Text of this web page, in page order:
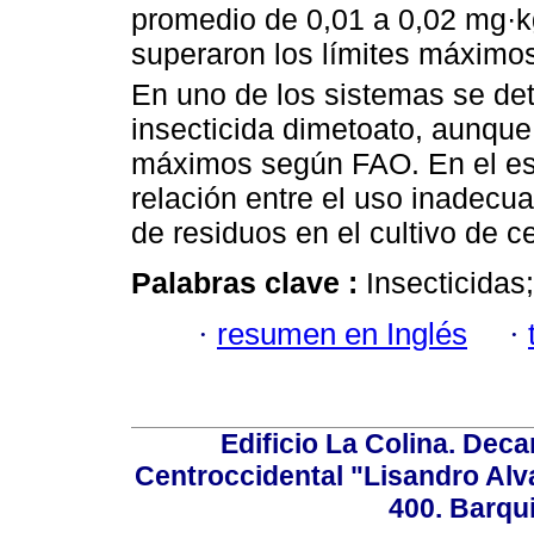
promedio de 0,01 a 0,02
superaron los límites
En uno de los sistemas se
insecticida dimetoato,
máximos según FAO. En el
relación entre el uso
de residuos en el cultivo de
Palabras clave :
· resumen en Inglés ·
Edificio La Colina.
Centroccidental "Lisandro
400.